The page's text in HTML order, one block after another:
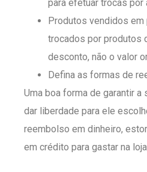
para efetuar trocas por
Produtos vendidos
trocados por produtos
desconto, não o valor
Defina as formas de
Uma boa forma de garantir
dar liberdade para ele
reembolso em dinheiro,
em crédito para gastar na